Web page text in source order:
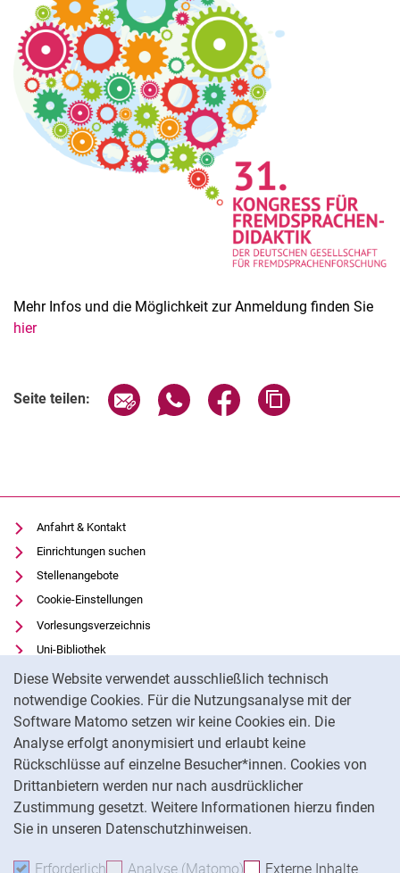
Diese Website verwendet ausschließlich technisch
notwendige Cookies. Für die Nutzungsanalyse mit der
Software Matomo setzen wir keine Cookies ein. Die
Analyse erfolgt anonymisiert und erlaubt keine
Rückschlüsse auf einzelne Besucher*innen. Cookies von
Drittanbietern werden nur nach ausdrücklicher
Zustimmung gesetzt. Weitere Informationen hierzu finden
Sie in unseren Datenschutzhinweisen.
Erforderlich Erforderliche Cookies akzeptieren
Analyse (Matomo) Analyse-Cookies
Externe Inhalte
Mehr Infos und die Möglichkeit zur Anmeldung finden Sie
hier
Seite teilen: Seite über E-Mail teilen
Seite über WhatsApp teilen
Seite über Facebook
Anfahrt & Kontakt
Einrichtungen suchen
Stellenangebote
Cookie-Einstellungen
Vorlesungsverzeichnis
Uni-Bibliothek
Moodle
Panopto
Datenschutz
Barrierefreiheit
Transparenter KI-Einsatz
Impressum